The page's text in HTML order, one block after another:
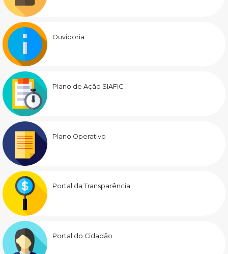
Ouvidoria
Plano de Ação SIAFIC
Plano Operativo
Portal da Transparência
Portal do Cidadão